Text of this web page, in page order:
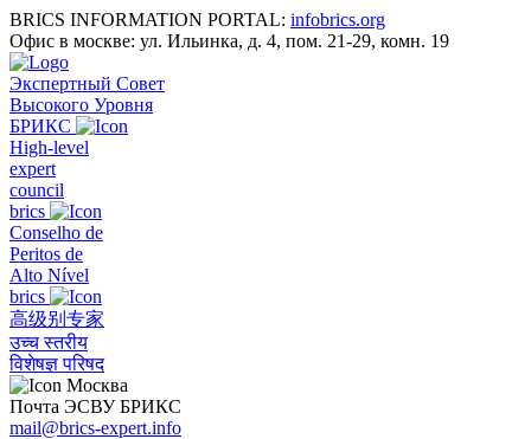
BRICS INFORMATION PORTAL: infobrics.org
Офис в москве: ул. Ильинка, д. 4, пом. 21-29, комн. 19
Экспертный Совет
Высокого Уровня
БРИКС
High-level
expert
council
brics
Conselho de
Peritos de
Alto Nível
brics
高级别专家
उच्च स्तरीय
विशेषज्ञ परिषद
Москва
Почта ЭСВУ БРИКС
mail@brics-expert.info